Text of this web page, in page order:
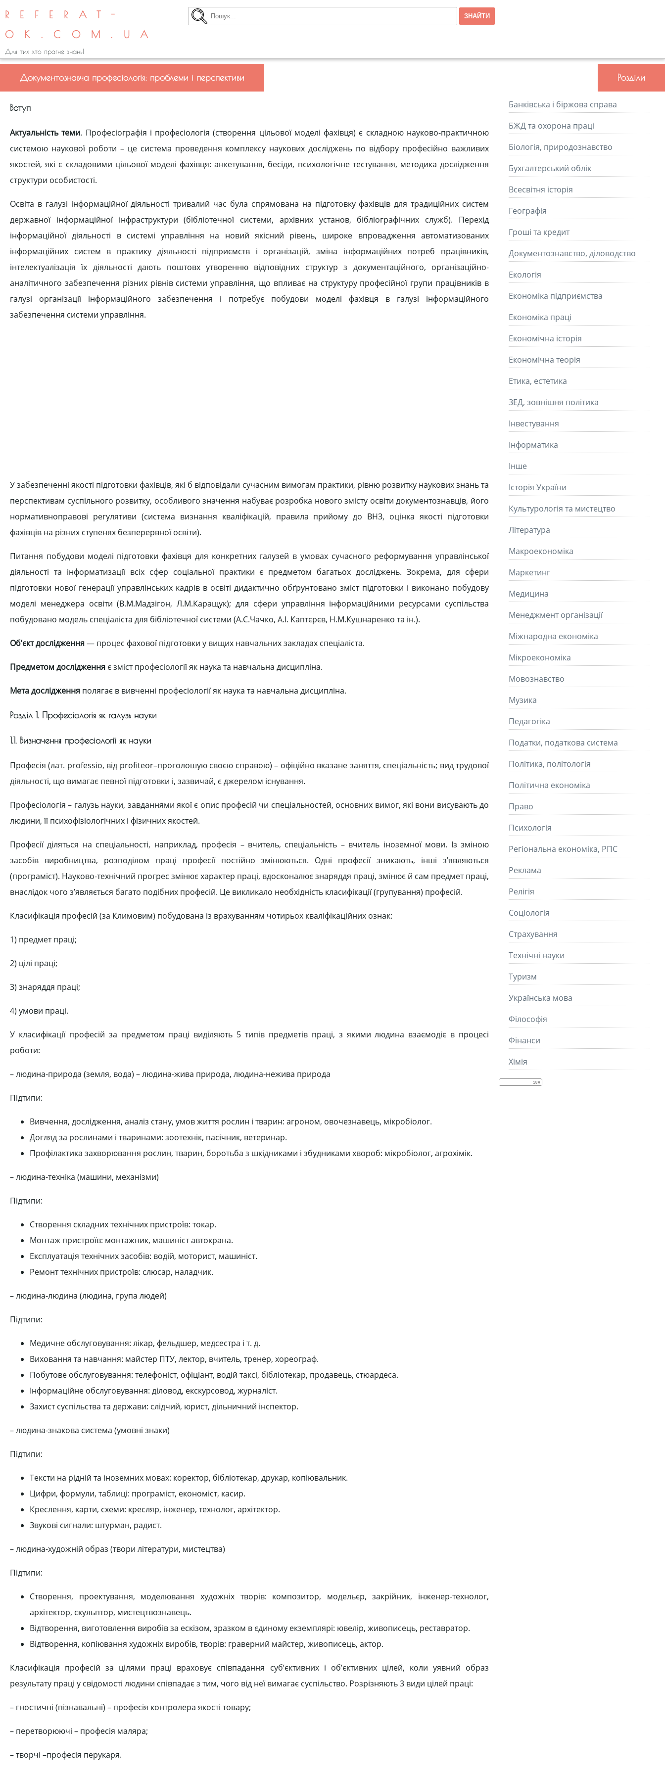
REFERAT-
OK.COM.UA
Для тих хто прагне знань!
Документознавча професіологія: проблеми і перспективи
Вступ
Актуальність теми. Професіографія і професіологія (створення цільової моделі фахівця) є складною науково-практичною
системою наукової роботи – це система проведення комплексу наукових досліджень по відбору професійно важливих
якостей, які є складовими цільової моделі фахівця: анкетування, бесіди, психологічне тестування, методика дослідження
структури особистості.
Освіта в галузі інформаційної діяльності тривалий час була спрямована на підготовку фахівців для традиційних систем
державної інформаційної інфраструктури (бібліотечної системи, архівних установ, бібліографічних служб). Перехід
інформаційної діяльності в системі управління на новий якісний рівень, широке впровадження автоматизованих
інформаційних систем в практику діяльності підприємств і організацій, зміна інформаційних потреб працівників,
інтелектуалізація їх діяльності дають поштовх утворенню відповідних структур з документаційного, організаційно-
аналітичного забезпечення різних рівнів системи управління, що впливає на структуру професійної групи працівників в
галузі організації інформаційного забезпечення і потребує побудови моделі фахівця в галузі інформаційного
забезпечення системи управління.
У забезпеченні якості підготовки фахівців, які б відповідали сучасним вимогам практики, рівню розвитку наукових знань та
перспективам суспільного розвитку, особливого значення набуває розробка нового змісту освіти документознавців, його
нормативноправові регулятиви (система визнання кваліфікацій, правила прийому до ВНЗ, оцінка якості підготовки
фахівців на різних ступенях безперервної освіти).
Питання побудови моделі підготовки фахівця для конкретних галузей в умовах сучасного реформування управлінської
діяльності та інформатизації всіх сфер соціальної практики є предметом багатьох досліджень. Зокрема, для сфери
підготовки нової генерації управлінських кадрів в освіті дидактично обґрунтовано зміст підготовки і виконано побудову
моделі менеджера освіти (В.М.Мадзігон, Л.М.Каращук); для сфери управління інформаційними ресурсами суспільства
побудовано модель спеціаліста для бібліотечної системи (А.С.Чачко, А.І. Каптєрєв, Н.М.Кушнаренко та ін.).
Об’єкт дослідження— процес фахової підготовки у вищих навчальних закладах спеціаліста.
Предметом дослідження є зміст професіології як наука та навчальна дисципліна.
Мета дослідження полягає в вивченні професіології як наука та навчальна дисципліна.
Розділ 1. Професіологія як галузь науки
1.1. Визначення професіології як науки
Професія (лат. professio, від profiteor–проголошую своєю справою) – офіційно вказане заняття, спеціальність; вид трудової
діяльності, що вимагає певної підготовки і, зазвичай, є джерелом існування.
Професіологія – галузь науки, завданнями якої є опис професій чи спеціальностей, основних вимог, які вони висувають до
людини, її психофізіологічних і фізичних якостей.
Професії діляться на спеціальності, наприклад, професія – вчитель, спеціальність – вчитель іноземної мови. Із зміною
засобів виробництва, розподілом праці професії постійно змінюються. Одні професії зникають, інші з’являються
(програміст). Науково-технічний прогрес змінює характер праці, вдосконалює знаряддя праці, змінює й сам предмет праці,
внаслідок чого з’являється багато подібних професій. Це викликало необхідність класифікації (групування) професій.
Класифікація професій (за Климовим) побудована із врахуванням чотирьох кваліфікаційних ознак:
1) предмет праці;
2) цілі праці;
3) знаряддя праці;
4) умови праці.
У класифікації професій за предметом праці виділяють 5 типів предметів праці, з якими людина взаємодіє в процесі
роботи:
– людина-природа (земля, вода) – людина-жива природа, людина-нежива природа
Підтипи:
Вивчення, дослідження, аналіз стану, умов життя рослин і тварин: агроном, овочезнавець, мікробіолог.
Догляд за рослинами і тваринами: зоотехнік, пасічник, ветеринар.
Профілактика захворювання рослин, тварин, боротьба з шкідниками і збудниками хвороб: мікробіолог, агрохімік.
– людина-техніка (машини, механізми)
Підтипи:
Створення складних технічних пристроїв: токар.
Монтаж пристроїв: монтажник, машиніст автокрана.
Експлуатація технічних засобів: водій, моторист, машиніст.
Ремонт технічних пристроїв: слюсар, наладчик.
– людина-людина (людина, група людей)
Підтипи:
Медичне обслуговування: лікар, фельдшер, медсестра і т. д.
Виховання та навчання: майстер ПТУ, лектор, вчитель, тренер, хореограф.
Побутове обслуговування: телефоніст, офіціант, водій таксі, бібліотекар, продавець, стюардеса.
Інформаційне обслуговування: діловод, екскурсовод, журналіст.
Захист суспільства та держави: слідчий, юрист, дільничний інспектор.
– людина-знакова система (умовні знаки)
Підтипи:
Тексти на рідній та іноземних мовах: коректор, бібліотекар, друкар, копіювальник.
Цифри, формули, таблиці: програміст, економіст, касир.
Креслення, карти, схеми: кресляр, інженер, технолог, архітектор.
Звукові сигнали: штурман, радист.
– людина-художній образ (твори літератури, мистецтва)
Підтипи:
Створення, проектування, моделювання художніх творів: композитор, модельєр, закрійник, інженер-технолог,
архітектор, скульптор, мистецтвознавець.
Відтворення, виготовлення виробів за ескізом, зразком в єдиному екземплярі: ювелір, живописець, реставратор.
Відтворення, копіювання художніх виробів, творів: граверний майстер, живописець, актор.
Класифікація професій за цілями праці враховує співпадання суб’єктивних і об’єктивних цілей, коли уявний образ
результату праці у свідомості людини співпадає з тим, чого від неї вимагає суспільство. Розрізняють 3 види цілей праці:
– гностичні (пізнавальні) – професія контролера якості товару;
– перетворюючі – професія маляра;
– творчі –професія перукаря.
Розділи
Банківська і біржова справа
БЖД та охорона праці
Біологія, природознавство
Бухгалтерський облік
Всесвітня історія
Географія
Гроші та кредит
Документознавство, діловодство
Екологія
Економіка підприємства
Економіка праці
Економічна історія
Економічна теорія
Етика, естетика
ЗЕД, зовнішня політика
Інвестування
Інформатика
Інше
Історія України
Культурологія та мистецтво
Літературa
Макроекономіка
Маркетинг
Медицина
Менеджмент організації
Міжнародна економіка
Мікроекономіка
Мовознавство
Музика
Педагогіка
Податки, податкова система
Політика, політологія
Політична економіка
Право
Психологія
Регіональна економіка, РПС
Реклама
Релігія
Соціологія
Страхування
Технічні науки
Туризм
Українська мова
Філософія
Фінанси
Хімія